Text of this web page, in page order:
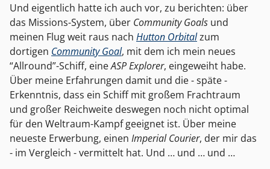
Und eigentlich hatte ich auch vor, zu berichten: über
das Missions-System, über Community Goals und
meinen Flug weit raus nach Hutton Orbitalzum
dortigen Community Goal, mit dem ich mein neues
“Allround”-Schiff, eineASP Explorer, eingeweiht habe.
Über meine Erfahrungen damit und die - späte -
Erkenntnis, dass ein Schiff mit großem Frachtraum
und großer Reichweite deswegen noch nicht optimal
für den Weltraum-Kampf geeignet ist. Über meine
neueste Erwerbung, einen Imperial Courier, der mir das
- im Vergleich - vermittelt hat. Und … und … und …